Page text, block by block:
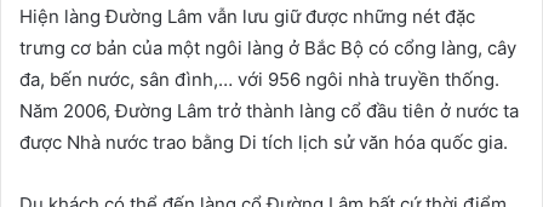
Hiện làng Đường Lâm vẫn lưu giữ được những nét đặc
trưng cơ bản của một ngôi làng ở Bắc Bộ có cổng làng, cây
đa, bến nước, sân đình,… với 956 ngôi nhà truyền thống.
Năm 2006, Đường Lâm trở thành làng cổ đầu tiên ở nước ta
được Nhà nước trao bằng Di tích lịch sử văn hóa quốc gia.